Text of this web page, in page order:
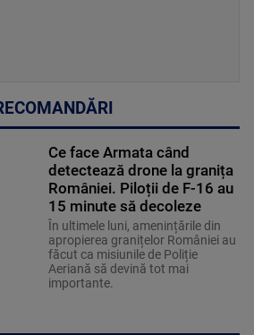
Ce face Armata când
detectează drone la granița
României. Piloții de F-16 au
15 minute să decoleze
În ultimele luni, amenințările din
apropierea granițelor României au
făcut ca misiunile de Poliție
Aeriană să devină tot mai
importante.